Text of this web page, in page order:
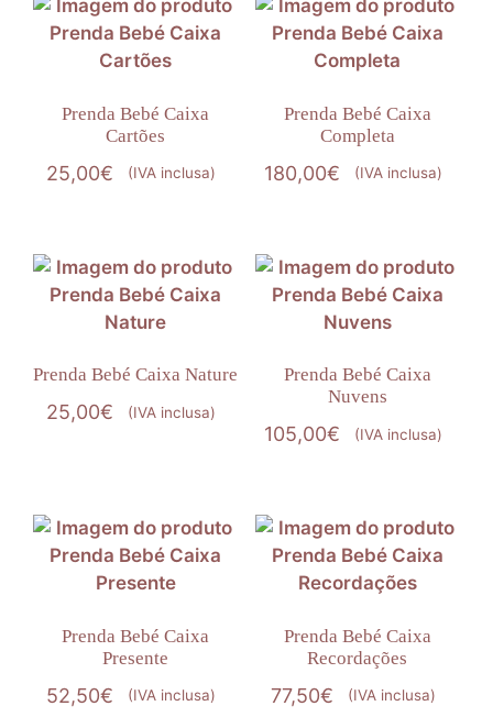
Prenda Bebé Caixa
Cartões
25,00€ (IVA inclusa)
Prenda Bebé Caixa
Completa
180,00€ (IVA inclusa)
Prenda Bebé Caixa Nature
25,00€ (IVA inclusa)
Prenda Bebé Caixa
Nuvens
105,00€ (IVA inclusa)
Prenda Bebé Caixa
Presente
52,50€ (IVA inclusa)
Prenda Bebé Caixa
Recordações
77,50€ (IVA inclusa)